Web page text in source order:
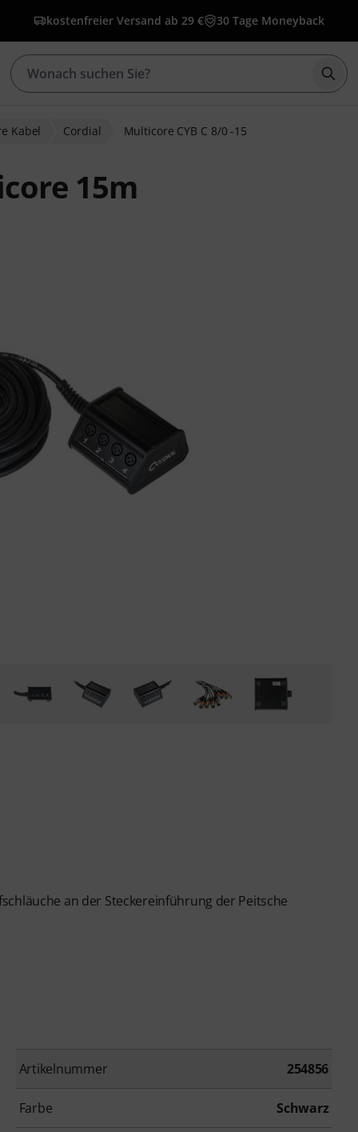
kostenfreier Versand ab 29 € 30 Tage Moneyback
Kabel Cordial Multicore CYB C 8/0 -15
15m
an der Steckereinführung der Peitsche
Artikelnummer 254856
Farbe Schwarz